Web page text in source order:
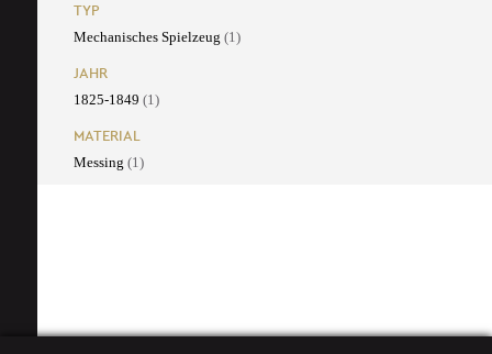
TYP
Mechanisches Spielzeug (1)
JAHR
1825-1849 (1)
MATERIAL
Messing (1)